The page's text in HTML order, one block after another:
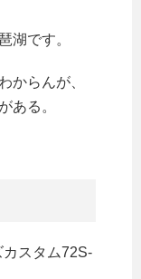
湖です。
からんが、
ある。
スタム72S-